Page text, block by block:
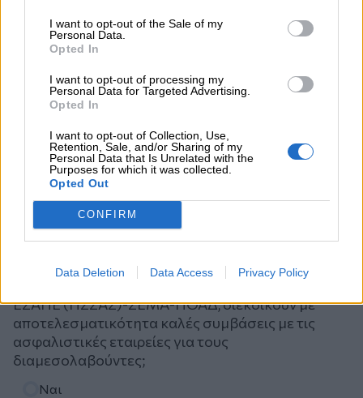
I want to opt-out of the Sale of my
Personal Data.
Opted In
I want to opt-out of processing my
Personal Data for Targeted Advertising.
Opted In
I want to opt-out of Collection, Use,
Retention, Sale, and/or Sharing of my
Personal Data that Is Unrelated with the
Purposes for which it was collected.
Opted Out
CONFIRM
Data Deletion Data Access Privacy Policy
Ψηφοφορία
ΕΣΑΠΕ (ΠΣΣΑΣ)-ΣΕΜΑ-ΠΟΑΔ, διεκδικούν με
αποτελεσματικότητα καλές συμβάσεις με τις
ασφαλιστικές εταιρείες για τους
διαμεσολαβούντες;
Ναι